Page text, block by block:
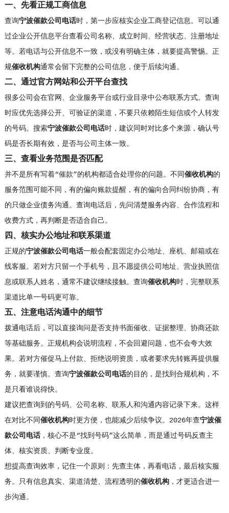
一、先看正规工商信息
查询宁波催款公司电话时，第一步应核实企业工商登记信息。可以通
过企业公开信息平台查看公司名称、成立时间、经营状态、注册地址
等。若电话与公开信息不一致，或没有明确主体，就要提高警惕。正
规催收机构通常会留下完整的公司信息，便于后续沟通。
二、通过官方网站和公开平台查找
很多公司会在官网、企业服务平台或行业目录中公布联系方式。查询
时应优先选择公开、可验证的渠道，不要只依赖陌生短信或个人转发
的号码。搜索宁波催款公司电话时，建议同时对比多个来源，确认号
码是否长期有效，是否与公司主体一致。
三、查看业务范围是否匹配
并不是所有写着“催款”的机构都适合处理你的问题。不同催收机构的
服务范围可能不同，有的偏向账款提醒，有的偏向合同纠纷协商，有
的只做企业债务沟通。查询电话后，先问清楚服务内容、合作流程和
收费方式，再判断是否适合自己。
四、核实办公地址和联系渠道
正规的宁波催款公司电话一般会配套固定办公地址、座机、邮箱或在
线客服。若对方只留一个手机号，且不愿提供公司地址、营业执照信
息或联系人姓名，通常不建议继续接触。查询催收机构时，完整联系
渠道比单一号码更可靠。
五、注意电话沟通中的细节
拨通电话后，可以直接询问是否支持书面催收、证据整理、协商还款
等基础服务。正规机构会说明流程，不会回避问题，也不会夸大效
果。若对方催促马上付款、拒绝说明资质，或者要求先转账再提供服
务，就要谨慎。查询宁波催款公司电话的目的，是找到合规机构，不
是只看谁说得快。
建议把查询到的号码、公司名称、联系人和沟通内容记录下来。这样
在对比不同催收机构时更方便，也能减少后续争议。2026年查宁波催
款公司电话，核心不是“找到号码”这么简单，而是通过号码反查主
体、核实资质、判断专业度。
想提高查询效率，记住一个原则：先查主体，再看电话，最后核实服
务。只有信息真实、渠道清楚、流程透明的催收机构，才更适合进一
步沟通。